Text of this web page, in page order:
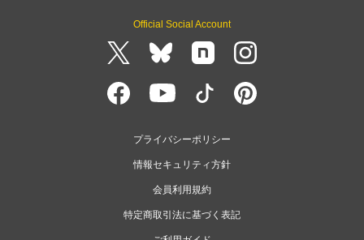
Official Social Account
プライバシーポリシー
情報セキュリティ方針
会員利用規約
特定商取引法に基づく表記